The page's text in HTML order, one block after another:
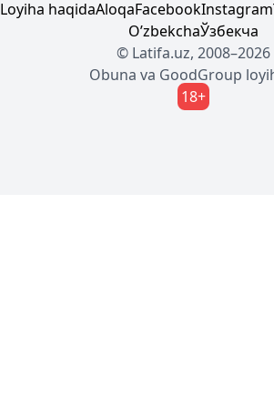
Loyiha haqidaAloqaFacebookInstagram
OʼzbekchaЎзбекча
© Latifa.uz, 2008–2026
Obuna va GoodGroup
18+